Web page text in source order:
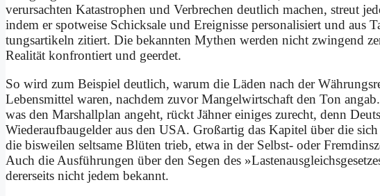
ver­ur­sach­ten Ka­ta­stro­phen und Ver­bre­chen deut­lich ma­chen, streut
in­dem er spot­wei­se Schick­sa­le und Er­eig­nis­se per­so­na­li­siert und aus
tungs­ar­ti­keln zi­tiert. Die be­kann­ten My­then wer­den nicht zwin­gend
Rea­li­tät kon­fron­tiert und ge­er­det.
So wird zum Bei­spiel deut­lich, war­um die Lä­den nach der
Le­bens­mit­tel wa­ren, nach­dem zu­vor Man­gel­wirt­schaft den Ton
was den Mar­shall­plan an­geht, rückt Jäh­ner ei­ni­ges zu­recht, denn
Wie­der­auf­bau­gel­der aus den USA. Groß­ar­tig das Ka­pi­tel über die
die bis­wei­len selt­sa­me Blü­ten trieb, et­wa in der Selbst- oder
Auch die Aus­füh­run­gen über den Se­gen des
de­rer­seits nicht je­dem be­kannt.